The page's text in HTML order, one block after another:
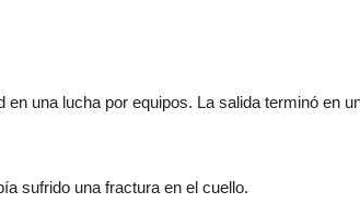
una lucha por equipos. La salida terminó en
sufrido una fractura en el cuello.